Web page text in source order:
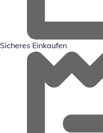
Sicheres Einkaufen